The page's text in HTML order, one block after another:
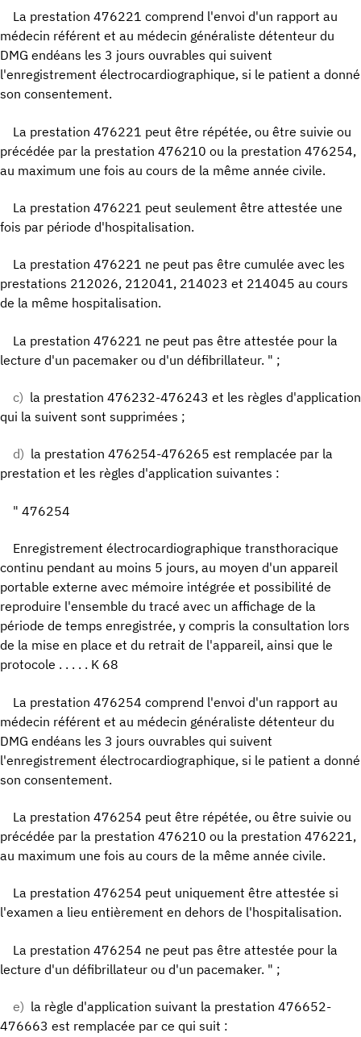
La prestation 476221 comprend l'envoi d'un rapport au
médecin référent et au médecin généraliste détenteur du
DMG endéans les 3 jours ouvrables qui suivent
l'enregistrement électrocardiographique, si le patient a donné
son consentement.
La prestation 476221 peut être répétée, ou être suivie ou
précédée par la prestation 476210 ou la prestation 476254,
au maximum une fois au cours de la même année civile.
La prestation 476221 peut seulement être attestée une
fois par période d'hospitalisation.
La prestation 476221 ne peut pas être cumulée avec les
prestations 212026, 212041, 214023 et 214045 au cours
de la même hospitalisation.
La prestation 476221 ne peut pas être attestée pour la
lecture d'un pacemaker ou d'un défibrillateur. " ;
c) la prestation 476232-476243 et les règles d'application
qui la suivent sont supprimées ;
d) la prestation 476254-476265 est remplacée par la
prestation et les règles d'application suivantes :
" 476254
Enregistrement électrocardiographique transthoracique
continu pendant au moins 5 jours, au moyen d'un appareil
portable externe avec mémoire intégrée et possibilité de
reproduire l'ensemble du tracé avec un affichage de la
période de temps enregistrée, y compris la consultation lors
de la mise en place et du retrait de l'appareil, ainsi que le
protocole . . . . . K 68
La prestation 476254 comprend l'envoi d'un rapport au
médecin référent et au médecin généraliste détenteur du
DMG endéans les 3 jours ouvrables qui suivent
l'enregistrement électrocardiographique, si le patient a donné
son consentement.
La prestation 476254 peut être répétée, ou être suivie ou
précédée par la prestation 476210 ou la prestation 476221,
au maximum une fois au cours de la même année civile.
La prestation 476254 peut uniquement être attestée si
l'examen a lieu entièrement en dehors de l'hospitalisation.
La prestation 476254 ne peut pas être attestée pour la
lecture d'un défibrillateur ou d'un pacemaker. " ;
e) la règle d'application suivant la prestation 476652-
476663 est remplacée par ce qui suit :